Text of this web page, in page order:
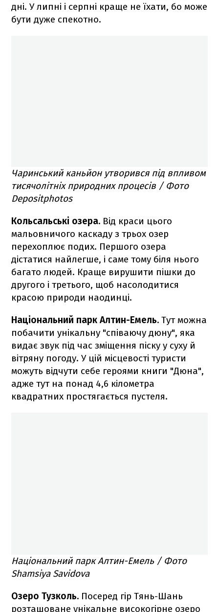
дні. У липні і серпні краще не їхати, бо може
бути дуже спекотно.
Чаринський каньйон утворився під впливом
тисячолітніх природних процесів / Фото
Depositphotos
Кольсальські озера. Від краси цього
мальовничого каскаду з трьох озер
перехоплює подих. Першого озера
дістатися найлегше, і саме тому біля нього
багато людей. Краще вирушити пішки до
другого і третього, щоб насолодитися
красою природи наодинці.
Національний парк Алтин-Емель. Тут можна
побачити унікальну "співаючу дюну", яка
видає звук під час зміщення піску у суху й
вітряну погоду. У цій місцевості туристи
можуть відчути себе героями книги "Дюна",
адже тут на понад 4,6 кілометра
квадратних простягається пустеля.
Національний парк Алтин-Емель / Фото
Shamsiya Savidova
Озеро Тузколь. Посеред гір Тянь-Шань
розташоване унікальне високогірне озеро